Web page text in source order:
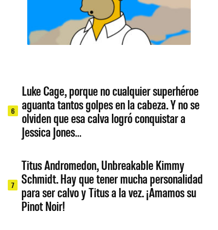
6
Luke Cage, porque no cualquier superhéroe
aguanta tantos golpes en la cabeza. Y no se
olviden que esa calva logró conquistar a
Jessica Jones…
7
Titus Andromedon, Unbreakable Kimmy
Schmidt. Hay que tener mucha personalidad
para ser calvo y Titus a la vez. ¡Amamos su
Pinot Noir!